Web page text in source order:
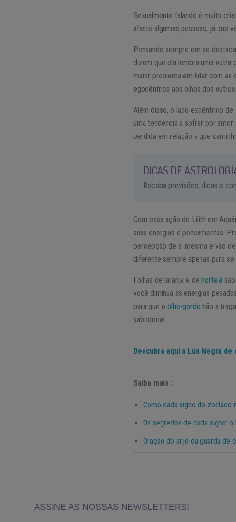
Sexualmente falando é muito
afaste algumas pessoas, já que
Pensando sempre em se
dizem que ela lembra uma outra
maior problema em lidar com as
egocêntrica aos olhos dos outros.
Além disso, o lado excêntrico de
uma tendência a sofrer por
perdida em relação a que
DICAS DE
Receba previsões, dicas e
Com essa ação de Lilith em
suas energias e pensamentos.
percepção de si mesma e vão
diferente sempre apenas para se
Folhas de laranja e de hortelã
você diminua as energias
para que oolho-gordo não a
sabedoria!
Descubra aqui a Lua Negra de
Saiba mais :
Como cada signo do zodíaco
Os segredos de cada signo:
Oração do anjo da guarda de